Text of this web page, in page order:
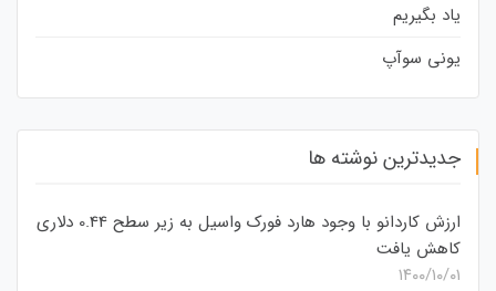
یاد بگیریم
یونی سوآپ
جدیدترین نوشته ها
ارزش کاردانو با وجود هارد فورک واسیل به زیر سطح 0.44 دلاری
کاهش یافت
۱۴۰۰/۱۰/۰۱